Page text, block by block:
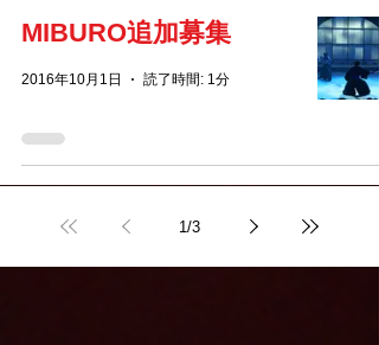
MIBURO追加募集
2016年10月1日 読了時間: 1分
1/3